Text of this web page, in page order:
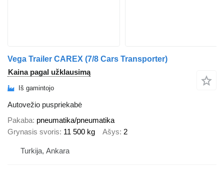
Vega Trailer CAREX (7/8 Cars Transporter)
Kaina pagal užklausimą
Iš gamintojo
Autovežio puspriekabė
Pakaba pneumatika/pneumatika
Grynasis svoris 11 500 kg Ašys 2
Turkija, Ankara